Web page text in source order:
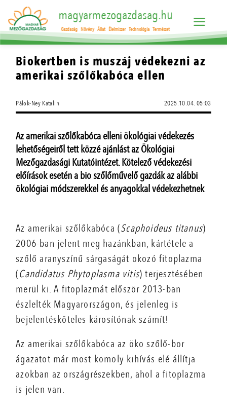
magyarmezogazdasag.hu
Gazdaság Növény Állat Élelmiszer Technológia Természet
Biokertben is muszáj védekezni az
amerikai szőlőkabóca ellen
Pálok-Ney Katalin 2025.10.04. 05:03
Az amerikai szőlőkabóca elleni ökológiai védekezés
lehetőségeiről tett közzé ajánlást az Ökológiai
Mezőgazdasági Kutatóintézet. Kötelező védekezési
előírások esetén a bio szőlőművelő gazdák az alábbi
ökológiai módszerekkel és anyagokkal védekezhetnek
Az amerikai szőlőkabóca (Scaphoideus titanus)
2006-ban jelent meg hazánkban, kártétele a
szőlő aranyszínű sárgaságát okozó fitoplazma
(Candidatus Phytoplasma vitis) terjesztésében
merül ki. A fitoplazmát először 2013-ban
észlelték Magyarországon, és jelenleg is
bejelentésköteles károsítónak számít!
Az amerikai szőlőkabóca az öko szőlő-bor
ágazatot már most komoly kihívás elé állítja
azokban az országrészekben, ahol a fitoplazma
is jelen van.